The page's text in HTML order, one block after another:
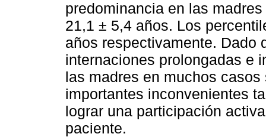
predominancia en las
21,1 ± 5,4 años. Los
años respectivamente. Dado
internaciones prolongadas e
las madres en muchos
importantes inconvenientes
lograr una participación
paciente.